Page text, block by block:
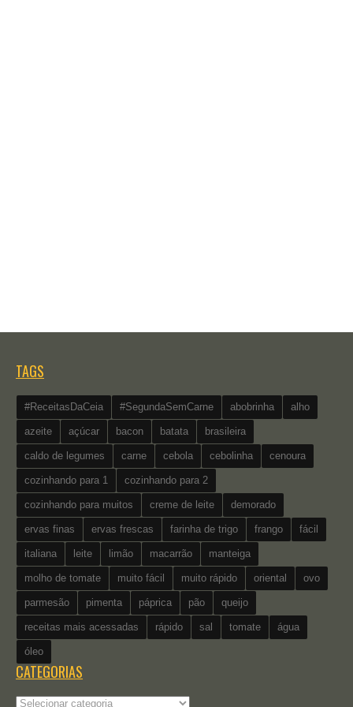
TAGS
#ReceitasDaCeia #SegundaSemCarne abobrinha alho
azeite açúcar bacon batata brasileira
caldo de legumes carne cebola cebolinha cenoura
cozinhando para 1 cozinhando para 2
cozinhando para muitos creme de leite demorado
ervas finas ervas frescas farinha de trigo frango fácil
italiana leite limão macarrão manteiga
molho de tomate muito fácil muito rápido oriental ovo
parmesão pimenta páprica pão queijo
receitas mais acessadas rápido sal tomate água
óleo
CATEGORIAS
Categorias